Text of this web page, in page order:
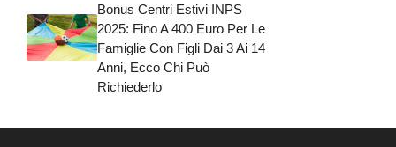
Bonus Centri Estivi INPS
2025: Fino A 400 Euro Per Le
Famiglie Con Figli Dai 3 Ai 14
Anni, Ecco Chi Può
Richiederlo